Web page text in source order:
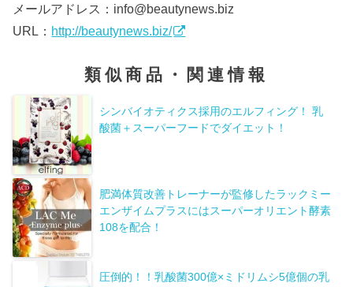
メールアドレス：info@beautynews.biz
URL： http://beautynews.biz/
類似商品・関連情報
シンバイオティクス採用のエルフィング！ 乳
酸菌＋スーパーフードでダイエット！
肥満体質改善トレーナーが監修したラックミー
エンザイムプラスにはスーパーオリエント酵素
108を配合！
圧倒的！！乳酸菌300億×ミドリムシ5億個の乳